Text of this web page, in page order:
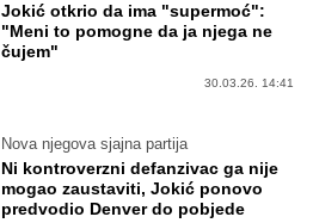
Jokić otkrio da ima "supermoć":
"Meni to pomogne da ja njega ne
čujem"
30.03.26. 14:41
Nova njegova sjajna partija
Ni kontroverzni defanzivac ga nije
mogao zaustaviti, Jokić ponovo
predvodio Denver do pobjede